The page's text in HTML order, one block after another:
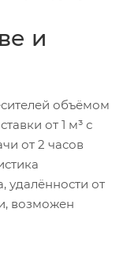
и
объёмом
от 1 м³ с
от 2 часов
удалённости от
возможен